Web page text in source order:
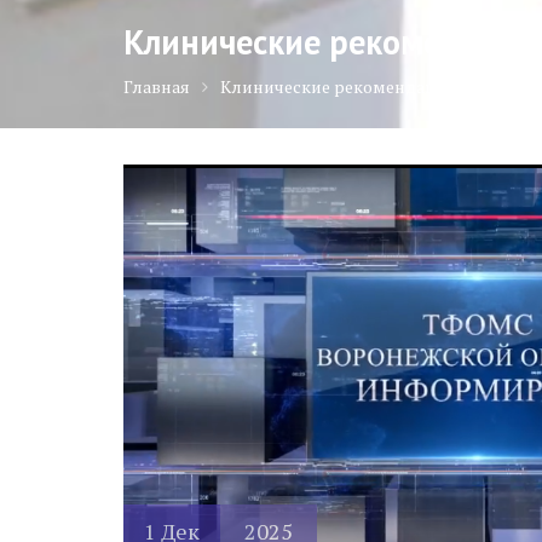
Клинические
Главная Клинические рекомендации
1 Дек 2025